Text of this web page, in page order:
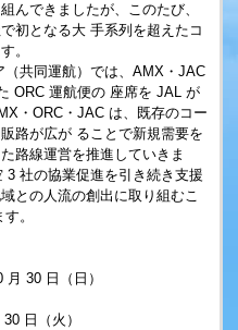
んできましたが、このたび、
初となる大 手系列を超えたコ
。
共同運航）では、AMX・JAC
ORC 運航便の 座席を JAL が
・ORC・JAC は、既存のコー
路が広が ることで新規需要を
路線運営を推進していきま
社の協業促進を引き続き支援
との人流の創出に取り組むこ
。
30 日（日）
日（火）